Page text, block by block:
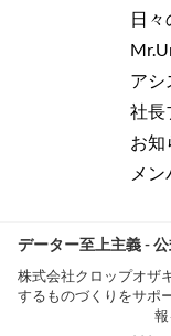
日々
アシ
社長
お知
メ
データー至上主義 -
株式会社クロップオザ
するものづくりをサポ
報